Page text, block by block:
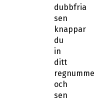
knappar
du
in
ditt
regnummer
och
sen
listas
de